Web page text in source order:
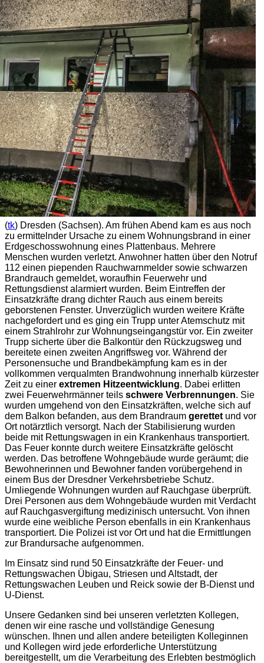
(tk) Dresden (Sachsen). Am frühen Abend kam es aus noch
zu ermittelnder Ursache zu einem Wohnungsbrand in einer
Erdgeschosswohnung eines Plattenbaus. Mehrere
Menschen wurden verletzt. Anwohner hatten über den Notruf
112 einen piependen Rauchwarnmelder sowie schwarzen
Brandrauch gemeldet, woraufhin Feuerwehr und
Rettungsdienst alarmiert wurden. Beim Eintreffen der
Einsatzkräfte drang dichter Rauch aus einem bereits
geborstenen Fenster. Unverzüglich wurden weitere Kräfte
nachgefordert und es ging ein Trupp unter Atemschutz mit
einem Strahlrohr zur Wohnungseingangstür vor. Ein zweiter
Trupp sicherte über die Balkontür den Rückzugsweg und
bereitete einen zweiten Angriffsweg vor. Während der
Personensuche und Brandbekämpfung kam es in der
vollkommen verqualmten Brandwohnung innerhalb kürzester
Zeit zu einer extremen Hitzeentwicklung. Dabei erlitten
zwei Feuerwehrmänner teils schwere Verbrennungen. Sie
wurden umgehend von den Einsatzkräften, welche sich auf
dem Balkon befanden, aus dem Brandraum gerettet und vor
Ort notärztlich versorgt. Nach der Stabilisierung wurden
beide mit Rettungswagen in ein Krankenhaus transportiert.
Das Feuer konnte durch weitere Einsatzkräfte gelöscht
werden. Das betroffene Wohngebäude wurde geräumt; die
Bewohnerinnen und Bewohner fanden vorübergehend in
einem Bus der Dresdner Verkehrsbetriebe Schutz.
Umliegende Wohnungen wurden auf Rauchgase überprüft.
Drei Personen aus dem Wohngebäude wurden mit Verdacht
auf Rauchgasvergiftung medizinisch untersucht. Von ihnen
wurde eine weibliche Person ebenfalls in ein Krankenhaus
transportiert. Die Polizei ist vor Ort und hat die Ermittlungen
zur Brandursache aufgenommen.
Im Einsatz sind rund 50 Einsatzkräfte der Feuer- und
Rettungswachen Übigau, Striesen und Altstadt, der
Rettungswachen Leuben und Reick sowie der B-Dienst und
U-Dienst.
Unsere Gedanken sind bei unseren verletzten Kollegen,
denen wir eine rasche und vollständige Genesung
wünschen. Ihnen und allen andere beteiligten Kolleginnen
und Kollegen wird jede erforderliche Unterstützung
bereitgestellt, um die Verarbeitung des Erlebten bestmöglich